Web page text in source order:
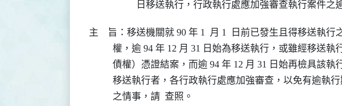
日移送執行，行政執行處應加強審查執行案件之
主    旨：移送機關就 90 年 1  月 1  日前已發生且得移送執行
權，逾 94 年 12 月 31 日始為移送執行，或雖經移送
債權）憑證結案，而逾 94 年 12 月 31 日始再檢具該
移送執行者，各行政執行處應加強審查，以免有逾執
          之情事，請  查照。